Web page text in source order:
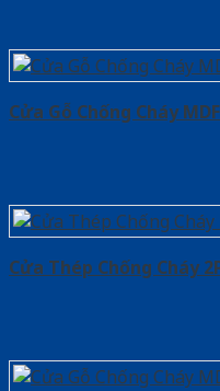
Cửa Gỗ Chống Cháy
Cửa Thép Chống Cháy